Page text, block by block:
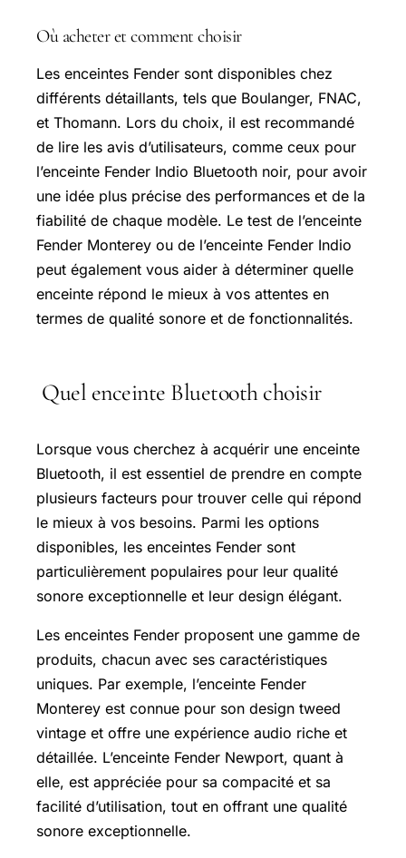
Où acheter et comment choisir
Les enceintes Fender sont disponibles chez
différents détaillants, tels que Boulanger, FNAC,
et Thomann. Lors du choix, il est recommandé
de lire les avis d’utilisateurs, comme ceux pour
l’enceinte Fender Indio Bluetooth noir, pour avoir
une idée plus précise des performances et de la
fiabilité de chaque modèle. Le test de l’enceinte
Fender Monterey ou de l’enceinte Fender Indio
peut également vous aider à déterminer quelle
enceinte répond le mieux à vos attentes en
termes de qualité sonore et de fonctionnalités.
Quel enceinte Bluetooth choisir
Lorsque vous cherchez à acquérir une enceinte
Bluetooth, il est essentiel de prendre en compte
plusieurs facteurs pour trouver celle qui répond
le mieux à vos besoins. Parmi les options
disponibles, les enceintes Fender sont
particulièrement populaires pour leur qualité
sonore exceptionnelle et leur design élégant.
Les enceintes Fender proposent une gamme de
produits, chacun avec ses caractéristiques
uniques. Par exemple, l’enceinte Fender
Monterey est connue pour son design tweed
vintage et offre une expérience audio riche et
détaillée. L’enceinte Fender Newport, quant à
elle, est appréciée pour sa compacité et sa
facilité d’utilisation, tout en offrant une qualité
sonore exceptionnelle.